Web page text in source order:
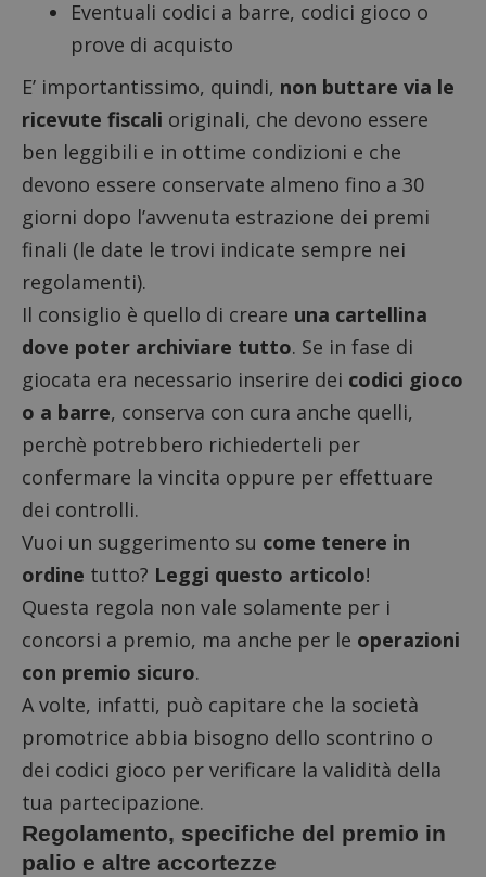
Eventuali codici a barre, codici gioco o
prove di acquisto
E’ importantissimo, quindi, non buttare via le
ricevute fiscali originali, che devono essere
ben leggibili e in ottime condizioni e che
devono essere conservate almeno fino a 30
giorni dopo l’avvenuta estrazione dei premi
finali (le date le trovi indicate sempre nei
regolamenti).
Il consiglio è quello di creare una cartellina
dove poter archiviare tutto. Se in fase di
giocata era necessario inserire dei codici gioco
o a barre, conserva con cura anche quelli,
perchè potrebbero richiederteli per
confermare la vincita oppure per effettuare
dei controlli.
Vuoi un suggerimento su come tenere in
ordine tutto? Leggi questo articolo!
Questa regola non vale solamente per i
concorsi a premio, ma anche per le operazioni
con premio sicuro.
A volte, infatti, può capitare che la società
promotrice abbia bisogno dello scontrino o
dei codici gioco per verificare la validità della
tua partecipazione.
Regolamento, specifiche del premio in
palio e altre accortezze